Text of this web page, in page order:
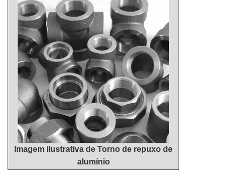
Imagem ilustrativa de Torno de repuxo de
alumínio